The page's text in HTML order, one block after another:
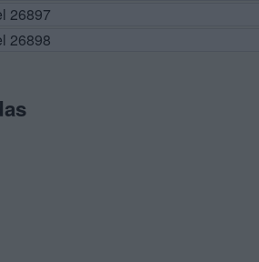
26897
26898